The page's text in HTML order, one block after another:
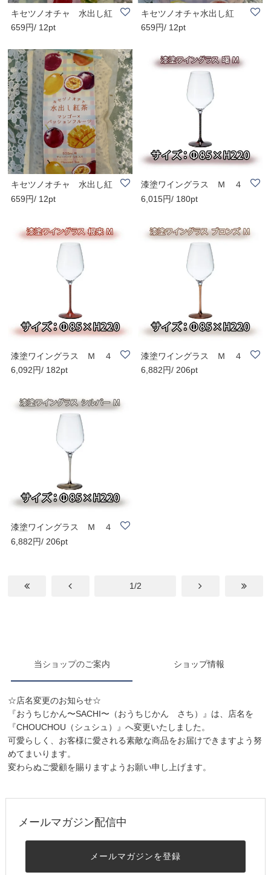
キセツノオチャ 水出し紅
茶 ライチ×マ..
659円/ 12pt
キセツノオチャ水出し紅
茶 白桃×ア−ルグ..
659円/ 12pt
キセツノオチャ 水出し紅
茶 マンゴー×..
659円/ 12pt
漆塗ワイングラス Ｍ ４
３０ｍｌ 曙
6,015円/ 180pt
漆塗ワイングラス Ｍ ４
３０ｍｌ 根来
6,092円/ 182pt
漆塗ワイングラス Ｍ ４
３０ｍｌ ブロ..
6,882円/ 206pt
漆塗ワイングラス Ｍ ４
３０ｍｌ シル..
6,882円/ 206pt
1/2
当ショップのご案内 ショップ情報
☆店名変更のお知らせ☆
『おうちじかん〜SACHI〜（おうちじかん さち）』は、店名を
『CHOUCHOU（シュシュ）』へ変更いたしました。
可愛らしく、お客様に愛される素敵な商品をお届けできますよう努
めてまいります。
変わらぬご愛顧を賜りますようお願い申し上げます。
メールマガジン配信中
メールマガジンを登録